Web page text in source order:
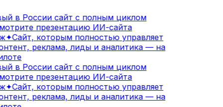
в России сайт с полным циклом
презентацию ИИ-сайта
✦Сайт, которым полностью управляет
реклама, лиды и аналитика — на
в России сайт с полным циклом
презентацию ИИ-сайта
✦Сайт, которым полностью управляет
реклама, лиды и аналитика — на